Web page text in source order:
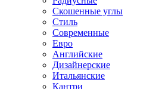
Скошенные углы
Стиль
Современные
Евро
Английские
Дизайнерские
Итальянские
Кантри